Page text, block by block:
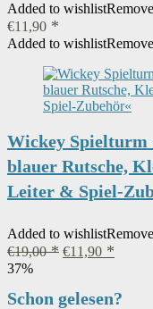
Added to wishlist
€11,90
Added to wishlist
Wickey
blauer Rutsche,
Leiter & Spiel-
Added to wishlist
€19,00
Ursprünglicher
€19,00
€11,90
€11,90.
37%
Schon gelesen?